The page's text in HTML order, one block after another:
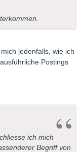
jedenfalls, wie ich
Postings
ich mich
Begriff von